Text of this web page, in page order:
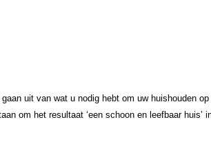
uit van wat u nodig hebt om uw huishouden
om het resultaat ‘een schoon en leefbaar huis’